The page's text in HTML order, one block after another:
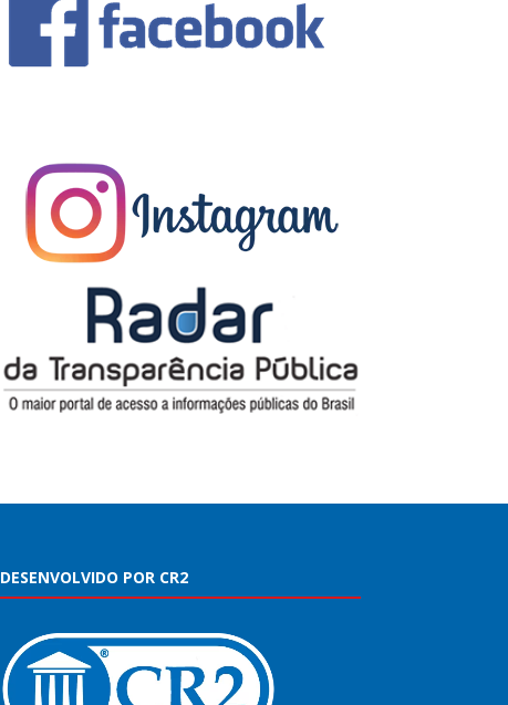
DESENVOLVIDO POR CR2